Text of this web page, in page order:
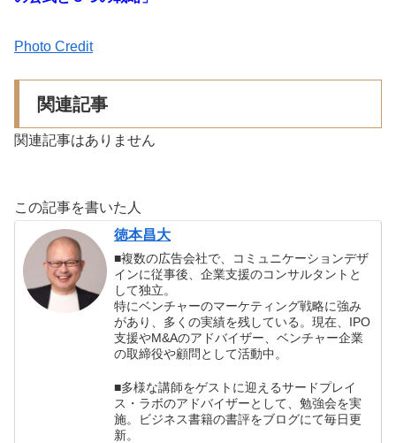
Photo Credit
関連記事
関連記事はありません
この記事を書いた人
徳本昌大
■複数の広告会社で、コミュニケーションデザ
インに従事後、企業支援のコンサルタントと
して独立。
特にベンチャーのマーケティング戦略に強み
があり、多くの実績を残している。現在、IPO
支援やM&Aのアドバイザー、ベンチャー企業
の取締役や顧問として活動中。
■多様な講師をゲストに迎えるサードプレイ
ス・ラボのアドバイザーとして、勉強会を実
施。ビジネス書籍の書評をブログにて毎日更
新。